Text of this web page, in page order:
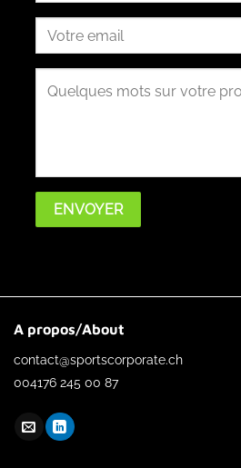
A propos/About
contact@sportscorporate.ch
004176 245 00 87